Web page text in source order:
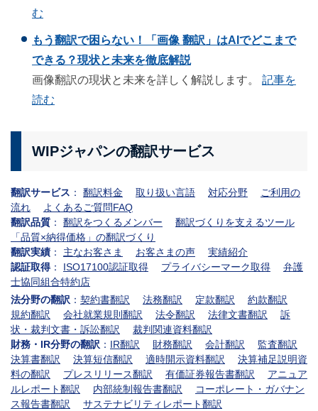
む
もう翻訳で困らない！「画像 翻訳」はAIでどこまで
できる？現状と未来を徹底解説
画像翻訳の現状と未来を詳しく解説します。 記事を
読む
WIPジャパンの翻訳サービス
翻訳サービス ： 翻訳料金 取り扱い言語 対応分野
ご利用の
流れ
よくあるご質問FAQ
翻訳品質 ： 翻訳をつくるメンバー
翻訳づくりを支えるツール
「品質×納得価格」の翻訳づくり
翻訳実績 ： 主なお客さま お客さまの声
実績紹介
認証取得 ： ISO17100認証取得 プライバシーマーク取得
弁護
士協同組合特約店
法分野の翻訳 ： 契約書翻訳 法務翻訳 定款翻訳
約款翻訳
規約翻訳
会社就業規則翻訳 法令翻訳 法律文書翻訳
訴
状・裁判文書・訴訟翻訳
裁判関連資料翻訳
財務・IR分野の翻訳 ： IR翻訳 財務翻訳 会計翻訳
監査翻訳
決算書翻訳
決算短信翻訳 適時開示資料翻訳
決算補足説明資
料の翻訳
プレスリリース翻訳 有価証券報告書翻訳
アニュア
ルレポート翻訳
内部統制報告書翻訳
コーポレート・ガバナン
ス報告書翻訳
サステナビリティレポート翻訳